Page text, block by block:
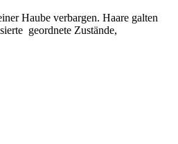
Haube verbargen. Haare galten
geordnete Zustände,